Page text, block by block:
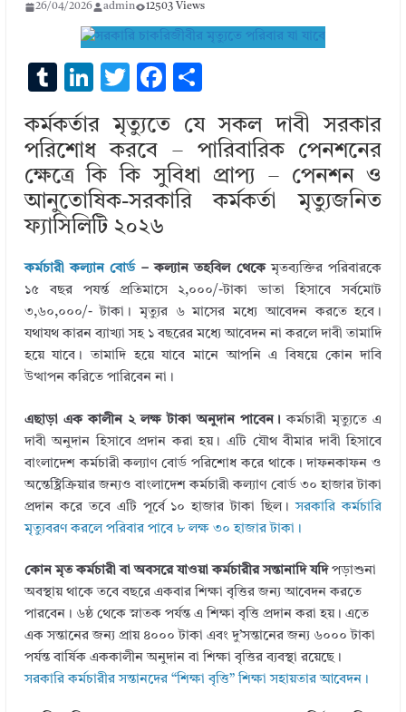
26/04/2026 admin 12503 Views
T
u
m
bl
r
Li
k
e
dI
n
T
it
te
r
F
e
b
o
ar
e
কর্মকর্তার মৃত্যুতে যে সকল দাবী সরকার
পরিশোধ করবে – পারিবারিক পেনশনের
ক্ষেত্রে কি কি সুবিধা প্রাপ্য – পেনশন ও
আনুতোষিক-সরকারি কর্মকর্তা মৃত্যুজনিত
ফ্যাসিলিটি ২০২৬
কর্মচারী কল্যান বোর্ড– কল্যান তহবিল থেকেমৃতব্যক্তির পরিবারকে
১৫ বছর পযর্ন্ত প্রতিমাসে ২,০০০/-টাকা ভাতা হিসাবে সর্বমোট
৩,৬০,০০০/- টাকা। মৃত্যুর ৬ মাসের মধ্যে আবেদন করতে হবে।
যথাযথ কারন ব্যাখ্যা সহ ১ বছরের মধ্যে আবেদন না করলে দাবী তামাদি
হয়ে যাবে। তামাদি হয়ে যাবে মানে আপনি এ বিষয়ে কোন দাবি
উত্থাপন করিতে পারিবেন না।
এছাড়া এক কালীন ২ লক্ষ টাকা অনুদান পাবেন। কর্মচারী মৃত্যুতে এ
দাবী অনুদান হিসাবে প্রদান করা হয়। এটি যৌথ বীমার দাবী হিসাবে
বাংলাদেশ কর্মচারী কল্যাণ বোর্ড পরিশোধ করে থাকে। দাফনকাফন ও
অন্তেষ্ট্রিক্রিয়ার জন্যও বাংলাদেশ কর্মচারী কল্যাণ বোর্ড ৩০ হাজার টাকা
প্রদান করে তবে এটি পূর্বে ১০ হাজার টাকা ছিল।সরকারি কর্মচারি
মৃত্যুবরণ করলে পরিবার পাবে ৮ লক্ষ ৩০ হাজার টাকা।
কোন মৃত কর্মচারী বা অবসরে যাওয়া কর্মচারীর সন্তানাদি যদিপড়াশুনা
অবস্থায় থাকে তবে বছরে একবার শিক্ষা বৃত্তির জন্য আবেদন করতে
পারবেন। ৬ষ্ঠ থেকে স্নাতক পর্যন্ত এ শিক্ষা বৃত্তি প্রদান করা হয়। এতে
এক সন্তানের জন্য প্রায় ৪০০০ টাকা এবং দু’সন্তানের জন্য ৬০০০ টাকা
পর্যন্ত বার্ষিক এককালীন অনুদান বা শিক্ষা বৃত্তির ব্যবস্থা রয়েছে।
সরকারি কর্মচারীর সন্তানদের “শিক্ষা বৃত্তি” শিক্ষা সহায়তার আবেদন।